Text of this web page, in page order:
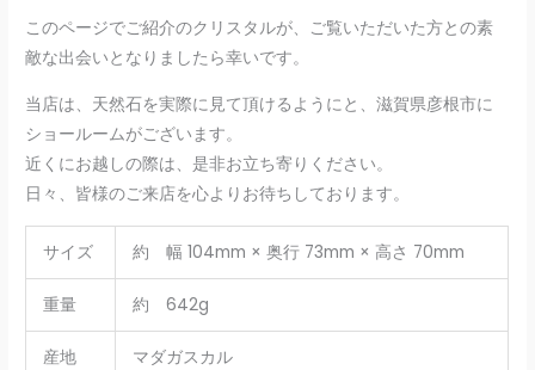
このページでご紹介のクリスタルが、ご覧いただいた方との素
敵な出会いとなりましたら幸いです。
当店は、天然石を実際に見て頂けるようにと、滋賀県彦根市に
ショールームがございます。
近くにお越しの際は、是非お立ち寄りください。
日々、皆様のご来店を心よりお待ちしております。
サイズ 約 幅 104mm × 奥行 73mm × 高さ 70mm
重量 約 642g
産地 マダガスカル